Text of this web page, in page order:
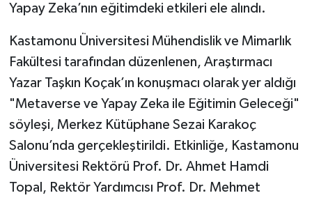
Yapay Zeka’nın eğitimdeki etkileri ele alındı.
Kastamonu Üniversitesi Mühendislik ve Mimarlık
Fakültesi tarafından düzenlenen, Araştırmacı
Yazar Taşkın Koçak’ın konuşmacı olarak yer aldığı
"Metaverse ve Yapay Zeka ile Eğitimin Geleceği"
söyleşi, Merkez Kütüphane Sezai Karakoç
Salonu’nda gerçekleştirildi. Etkinliğe, Kastamonu
Üniversitesi Rektörü Prof. Dr. Ahmet Hamdi
Topal, Rektör Yardımcısı Prof. Dr. Mehmet